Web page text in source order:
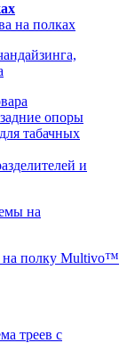
на полках
опоры
табачных
и
на
на полку Multivo™
треев с